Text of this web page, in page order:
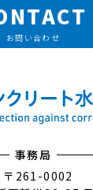
事務局
〒261-0002
お問い合わせ